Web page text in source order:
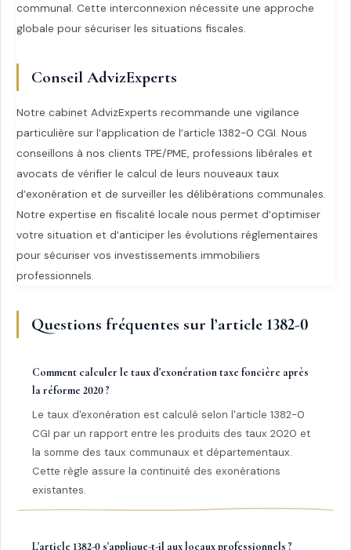
communal. Cette interconnexion nécessite une approche
globale pour sécuriser les situations fiscales.
Conseil AdvizExperts
Notre cabinet AdvizExperts recommande une vigilance
particulière sur l’application de l’article 1382-0 CGI. Nous
conseillons à nos clients TPE/PME, professions libérales et
avocats de vérifier le calcul de leurs nouveaux taux
d’exonération et de surveiller les délibérations communales.
Notre expertise en fiscalité locale nous permet d’optimiser
votre situation et d’anticiper les évolutions réglementaires
pour sécuriser vos investissements immobiliers
professionnels.
Questions fréquentes sur l’article 1382-0
Comment calculer le taux d'exonération taxe foncière après
la réforme 2020 ?
Le taux d'exonération est calculé selon l'article 1382-0
CGI par un rapport entre les produits des taux 2020 et
la somme des taux communaux et départementaux.
Cette règle assure la continuité des exonérations
existantes.
L'article 1382-0 s'applique-t-il aux locaux professionnels ?